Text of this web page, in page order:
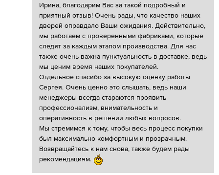
Ирина, благодарим Вас за такой подробный и
приятный отзыв! Очень рады, что качество наших
дверей оправдало Ваши ожидания. Действительно,
мы работаем с проверенными фабриками, которые
следят за каждым этапом производства. Для нас
также очень важна пунктуальность в доставке, ведь
мы ценим время наших покупателей.
Отдельное спасибо за высокую оценку работы
Сергея. Очень ценно это слышать, ведь наши
менеджеры всегда стараются проявить
профессионализм, внимательность и
оперативность в решении любых вопросов.
Мы стремимся к тому, чтобы весь процесс покупки
был максимально комфортным и прозрачным.
Возвращайтесь к нам снова, также будем рады
рекомендациям.